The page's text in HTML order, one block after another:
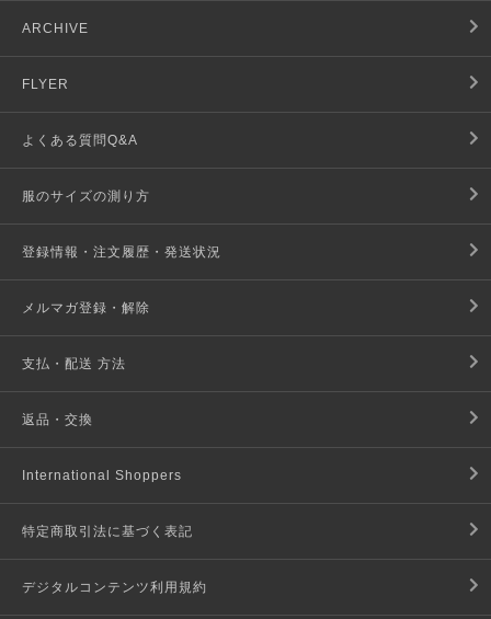
ARCHIVE
FLYER
よくある質問Q&A
服のサイズの測り方
登録情報・注文履歴・発送状況
メルマガ登録・解除
支払・配送 方法
返品・交換
International Shoppers
特定商取引法に基づく表記
デジタルコンテンツ利用規約